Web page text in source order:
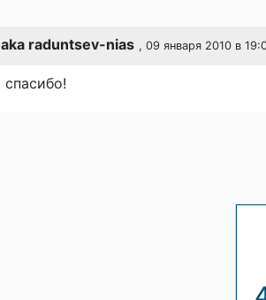
aka raduntsev-nias , 09 января 2010 в
спасибо!